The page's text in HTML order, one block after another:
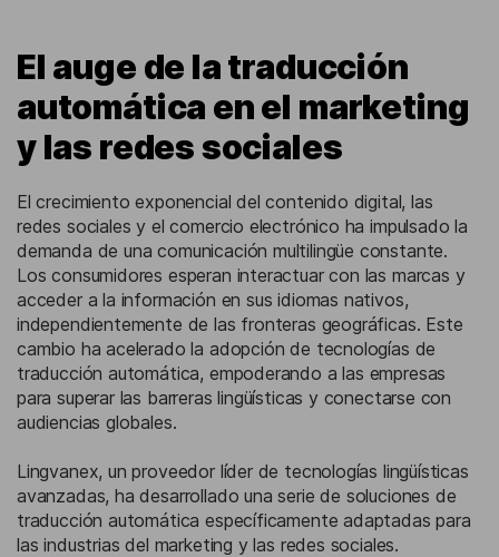
El auge de la traducción
automática en el marketing
y las redes sociales
El crecimiento exponencial del contenido digital, las
redes sociales y el comercio electrónico ha impulsado la
demanda de una comunicación multilingüe constante.
Los consumidores esperan interactuar con las marcas y
acceder a la información en sus idiomas nativos,
independientemente de las fronteras geográficas. Este
cambio ha acelerado la adopción de tecnologías de
traducción automática, empoderando a las empresas
para superar las barreras lingüísticas y conectarse con
audiencias globales.
Lingvanex, un proveedor líder de tecnologías lingüísticas
avanzadas, ha desarrollado una serie de soluciones de
traducción automática específicamente adaptadas para
las industrias del marketing y las redes sociales.